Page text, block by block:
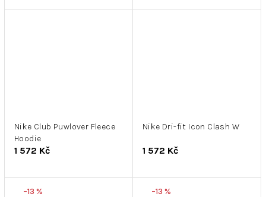
Nike Club Puwlover Fleece
Hoodie
1 572 Kč
Nike Dri-fit Icon Clash W
1 572 Kč
–13 % –13 %